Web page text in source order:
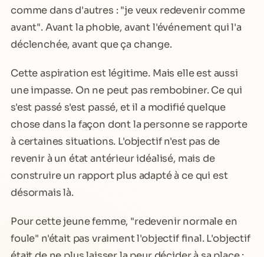
comme dans d'autres : "je veux redevenir comme
avant". Avant la phobie, avant l'événement qui l'a
déclenchée, avant que ça change.
Cette aspiration est légitime. Mais elle est aussi
une impasse. On ne peut pas rembobiner. Ce qui
s'est passé s'est passé, et il a modifié quelque
chose dans la façon dont la personne se rapporte
à certaines situations. L'objectif n'est pas de
revenir à un état antérieur idéalisé, mais de
construire un rapport plus adapté à ce qui est
désormais là.
Pour cette jeune femme, "redevenir normale en
foule" n'était pas vraiment l'objectif final. L'objectif